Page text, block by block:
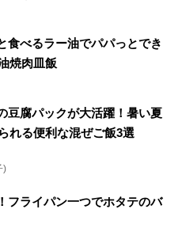
食べるラー油でパパっとでき
焼肉皿飯
豆腐パックが大活躍！暑い夏
れる便利な混ぜご飯3選
)
フライパン一つでホタテのバ